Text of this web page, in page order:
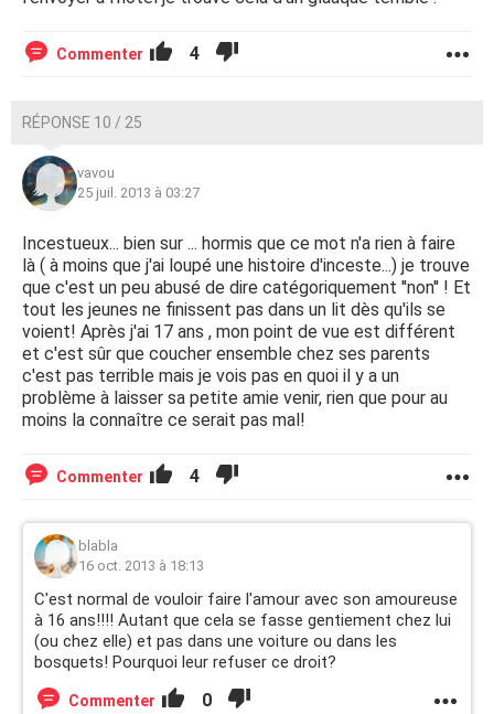
Commenter 4
RÉPONSE 10 / 25
vavou
25 juil. 2013 à 03:27
Incestueux... bien sur ... hormis que ce mot n'a rien à faire
là ( à moins que j'ai loupé une histoire d'inceste...) je trouve
que c'est un peu abusé de dire catégoriquement ''non'' ! Et
tout les jeunes ne finissent pas dans un lit dès qu'ils se
voient! Après j'ai 17 ans , mon point de vue est différent
et c'est sûr que coucher ensemble chez ses parents
c'est pas terrible mais je vois pas en quoi il y a un
problème à laisser sa petite amie venir, rien que pour au
moins la connaître ce serait pas mal!
Commenter 4
blabla
16 oct. 2013 à 18:13
C'est normal de vouloir faire l'amour avec son amoureuse
à 16 ans!!!! Autant que cela se fasse gentiement chez lui
(ou chez elle) et pas dans une voiture ou dans les
bosquets! Pourquoi leur refuser ce droit?
Commenter 0